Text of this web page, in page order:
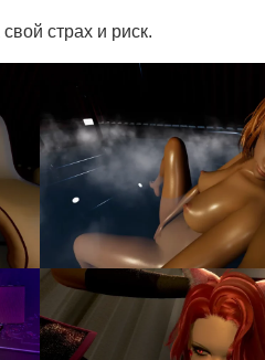
страх и риск.